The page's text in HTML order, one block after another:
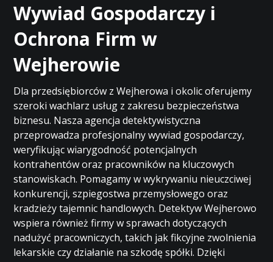
Wywiad Gospodarczy i
Ochrona Firm w
Wejherowie
Dla przedsiębiorców z Wejherowa i okolic oferujemy
szeroki wachlarz usług z zakresu bezpieczeństwa
biznesu. Nasza agencja detektywistyczna
przeprowadza profesjonalny wywiad gospodarczy,
weryfikując wiarygodność potencjalnych
kontrahentów oraz pracowników na kluczowych
stanowiskach. Pomagamy w wykrywaniu nieuczciwej
konkurencji, szpiegostwa przemysłowego oraz
kradzieży tajemnic handlowych. Detektyw Wejherowo
wspiera również firmy w sprawach dotyczących
nadużyć pracowniczych, takich jak fikcyjne zwolnienia
lekarskie czy działanie na szkodę spółki. Dzięki